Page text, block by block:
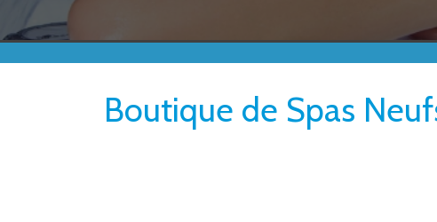
Boutique de Spas